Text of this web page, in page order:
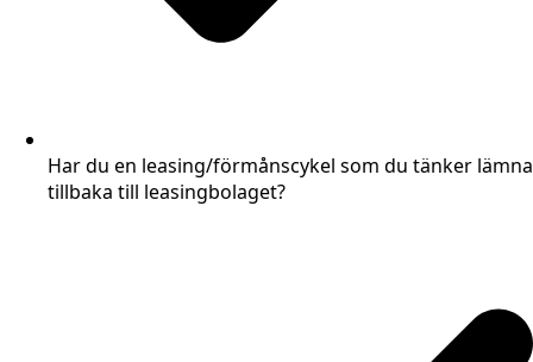
Har du en leasing/förmånscykel som du tänker lämna
tillbaka till leasingbolaget?